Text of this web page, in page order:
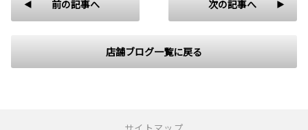
前の記事へ
店舗ブログ一覧に戻る
次の記事へ